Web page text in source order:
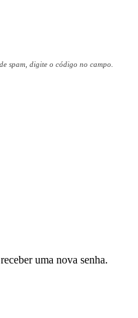
spam, digite o código no campo.
uma nova senha.